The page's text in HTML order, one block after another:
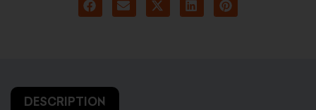
DESCRIPTION